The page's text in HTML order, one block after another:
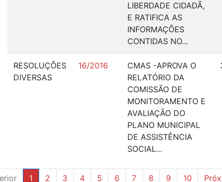
LIBERDADE CIDADÃ,
E RATIFICA AS
INFORMAÇÕES
CONTIDAS NO...
RESOLUÇÕES
DIVERSAS
16/2016
CMAS -APROVA O
RELATÓRIO DA
COMISSÃO DE
MONITORAMENTO E
AVALIAÇÃO DO
PLANO MUNICIPAL
DE ASSISTÊNCIA
SOCIAL...
1 2 3 4 5 6 7 8 9 10